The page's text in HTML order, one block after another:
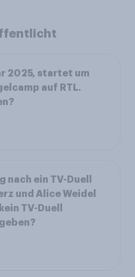
2025, startet um
auf RTL.
nach ein TV-Duell
und Alice Weidel
TV-Duell